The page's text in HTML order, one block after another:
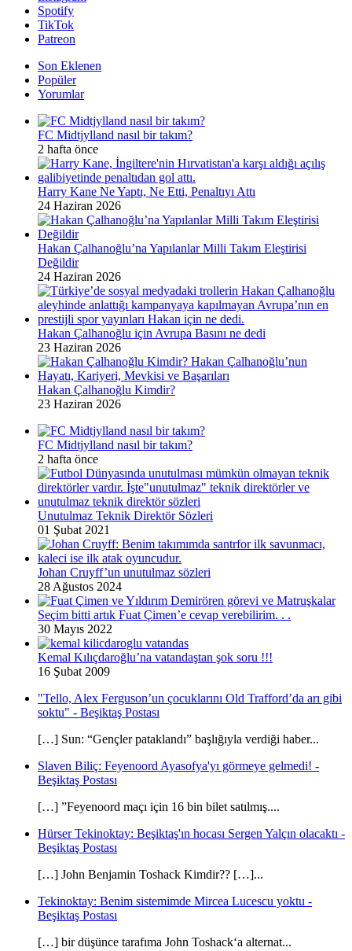
Spotify
TikTok
Patreon
Son Eklenen
Popüler
Yorumlar
FC Midtjylland nasıl bir takım?
2 hafta önce
Harry Kane Ne Yaptı, Ne Etti, Penaltıyı Attı
24 Haziran 2026
Hakan Çalhanoğlu’na Yapılanlar Milli Takım Eleştirisi
Değildir
24 Haziran 2026
Hakan Çalhanoğlu için Avrupa Basını ne dedi
23 Haziran 2026
Hakan Çalhanoğlu Kimdir?
23 Haziran 2026
FC Midtjylland nasıl bir takım?
2 hafta önce
Unutulmaz Teknik Direktör Sözleri
01 Şubat 2021
Johan Cruyff’un unutulmaz sözleri
28 Ağustos 2024
Seçim bitti artık Fuat Çimen’e cevap verebilirim. . .
30 Mayıs 2022
Kemal Kılıçdaroğlu’na vatandaştan şok soru !!!
16 Şubat 2009
"Tello, Alex Ferguson’un çocuklarını Old Trafford’da arı gibi
soktu" - Beşiktaş Postası
[…] Sun: “Gençler pataklandı” başlığıyla verdiği haber...
Slaven Biliç: Feyenoord Ayasofya'yı görmeye gelmedi! -
Beşiktaş Postası
[…] ”Feyenoord maçı için 16 bin bilet satılmış....
Hürser Tekinoktay: Beşiktaş'ın hocası Sergen Yalçın olacaktı -
Beşiktaş Postası
[…] John Benjamin Toshack Kimdir?? […]...
Tekinoktay: Benim sistemimde Mircea Lucescu yoktu -
Beşiktaş Postası
[…] bir düşünce tarafıma John Toshack‘a alternat...